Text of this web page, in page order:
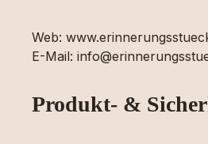
Web:
E-Mail:
Produkt- &